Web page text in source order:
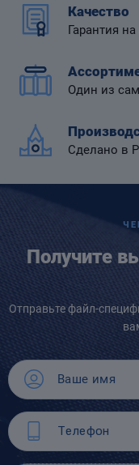
Качество
Гарантия
Один из
Сделано в
Получите
Отправьте файл-